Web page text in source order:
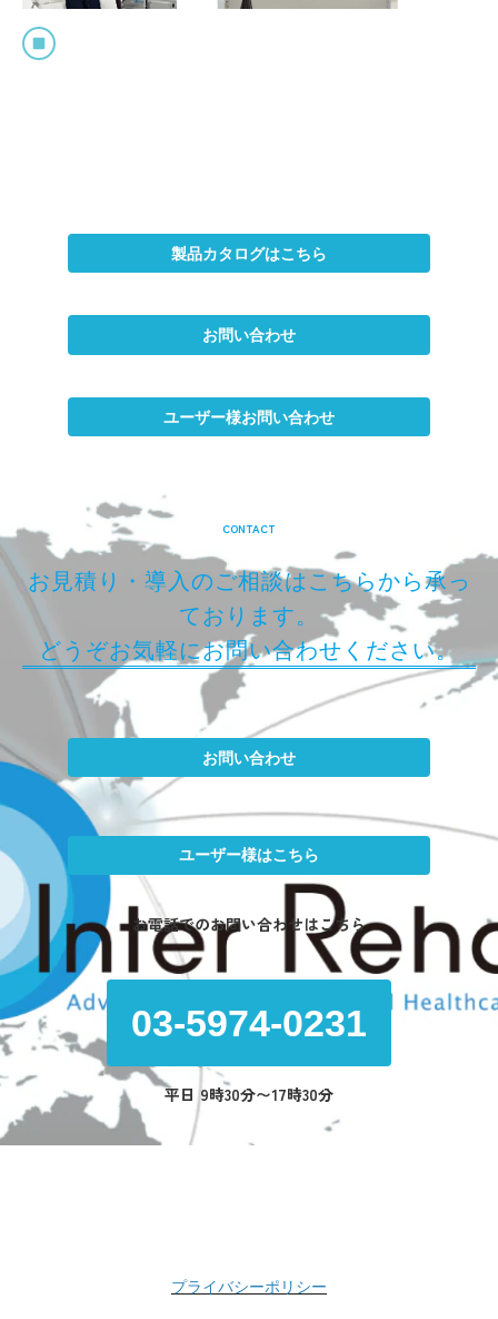
製品カタログはこちら
お問い合わせ
ユーザー様お問い合わせ
CONTACT
お見積り・導入のご相談はこちらから承っ
ております。
どうぞお気軽にお問い合わせください。
お問い合わせ
ユーザー様はこちら
お電話でのお問い合わせはこちら
03-5974-0231
平日 9時30分〜17時30分
プライバシーポリシー